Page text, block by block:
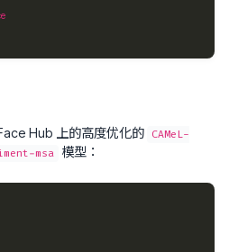
Hub 上的高度优化的 CAMeL-
msa 模型：